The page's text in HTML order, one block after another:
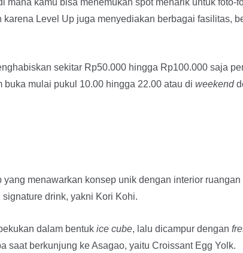
Level Up juga menyediakan berbagai fasilitas,
sekitar Rp50.000 hingga Rp100.000 saja
buka mulai pukul 10.00 hingga 22.00 atau di weekend
menawarkan konsep unik dengan interior
drink, yakni Kori Kohi.
dalam bentukice cube, lalu dicampur dengan
saat berkunjung ke Asagao, yaitu Croissant Egg Yolk.